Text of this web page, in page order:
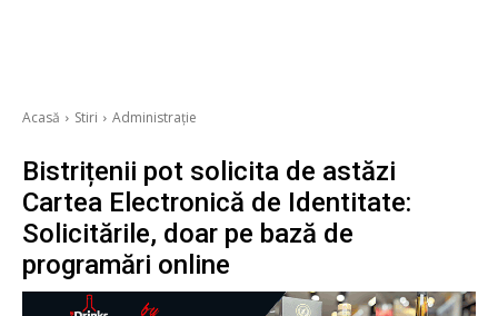
Acasă Stiri Administrație
Bistrițenii pot solicita de astăzi
Cartea Electronică de Identitate:
Solicitările, doar pe bază de
programări online